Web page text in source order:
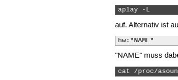
aplay -L
auf. Alternativ ist
hw:"NAME"
"NAME" muss
cat /proc/